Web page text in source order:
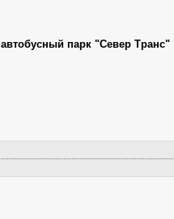
автобусный парк "Север Транс"